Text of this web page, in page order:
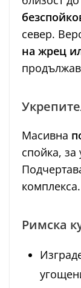
север.
на жрец
Масивна
спойка,
комплекса.
Римска